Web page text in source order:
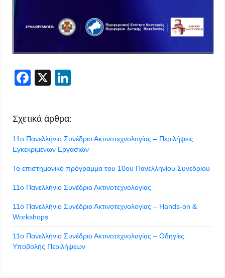
Facebook
X
Σχετικά άρθρα:
11ο Πανελλήνιο Συνέδριο Ακτινοτεχνολογίας – Περιλήψεις
Εγκεκριμένων Εργασιών
Το επιστημονικό πρόγραμμα του 10ου Πανελληνίου Συνεδρίου
11ο Πανελλήνιο Συνέδριο Ακτινοτεχνολογίας
11ο Πανελλήνιο Συνέδριο Ακτινοτεχνολογίας – Hands-on &
Workshops
11ο Πανελλήνιο Συνέδριο Ακτινοτεχνολογίας – Οδηγίες
Υποβολής Περιλήψεων